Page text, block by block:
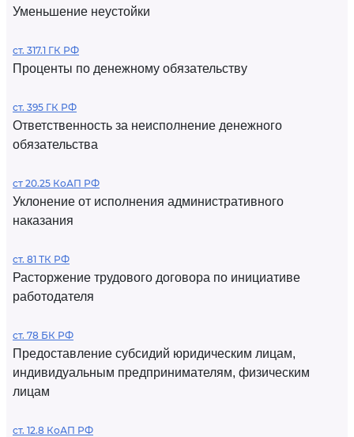
Уменьшение неустойки
ст. 317.1 ГК РФ
Проценты по денежному обязательству
ст. 395 ГК РФ
Ответственность за неисполнение денежного
обязательства
ст 20.25 КоАП РФ
Уклонение от исполнения административного
наказания
ст. 81 ТК РФ
Расторжение трудового договора по инициативе
работодателя
ст. 78 БК РФ
Предоставление субсидий юридическим лицам,
индивидуальным предпринимателям, физическим
лицам
ст. 12.8 КоАП РФ